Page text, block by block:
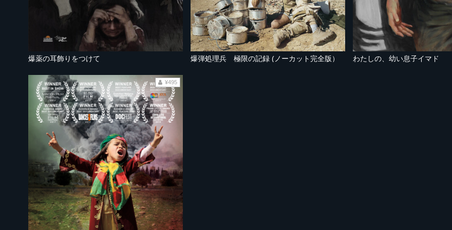
爆薬の耳飾りをつけて 爆弾処理兵 極限の記録 (ノーカット完全版） わたしの、幼い息子イマド
¥495